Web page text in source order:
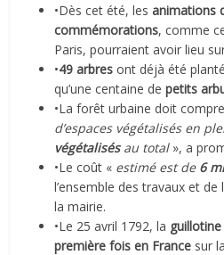
•Dès cet été, lesanimations
commémorations, comme
Paris, pourraient avoir lieu
•49 arbres ont déjà été
qu’une centaine depetits
•La forêt urbaine doit
d’espaces végétalisés en
végétalisésau total », a
•Le coût « estimé est de 6
l’ensemble des travaux et
la mairie.
•Le 25 avril 1792, la guillotine
première fois en France sur